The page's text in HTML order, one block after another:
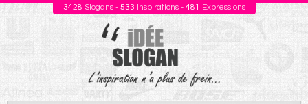
3428 Slogans - 533 Inspirations - 481 Expressions